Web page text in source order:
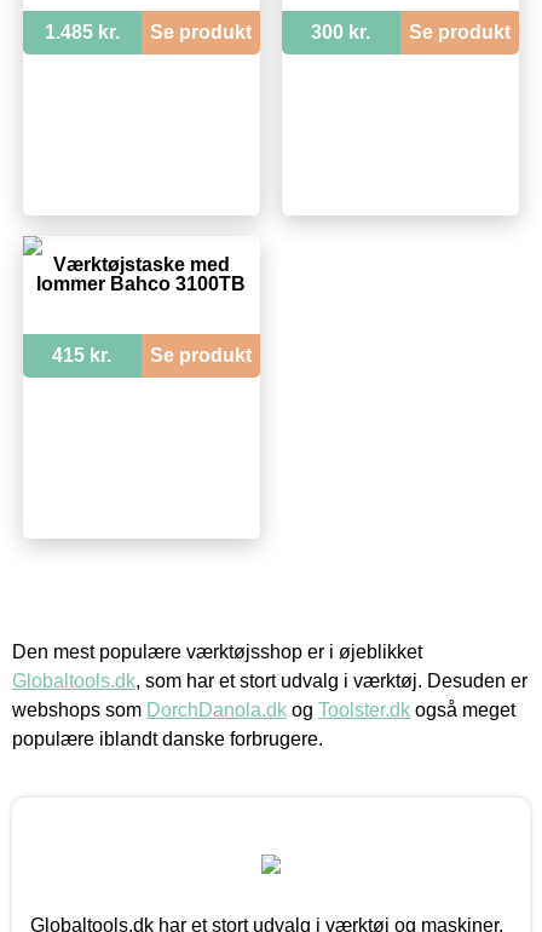
1.485 kr. Se produkt 300 kr. Se produkt
Værktøjstaske med
lommer Bahco 3100TB
415 kr. Se produkt
Den mest populære værktøjsshop er i øjeblikket
Globaltools.dk, som har et stort udvalg i værktøj. Desuden er
webshops som DorchDanola.dk og Toolster.dk også meget
populære iblandt danske forbrugere.
Globaltools.dk har et stort udvalg i værktøj og maskiner.